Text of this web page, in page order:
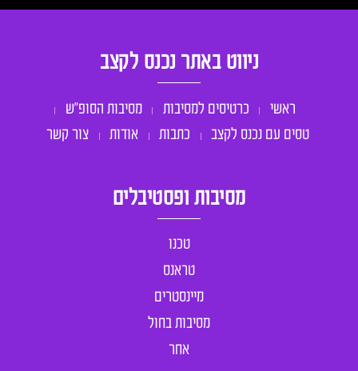
מסיבות ופסטיבלים
טכנו
טראנס
מיינסטרים
מסיבות בחול
אחר
ניווט באתר נכנס לקצב
ראשי כרטיסים למסיבות
מסיבות הסופ״ש
טסים עם נכנס לקצב
כתבות אודות צור קשר